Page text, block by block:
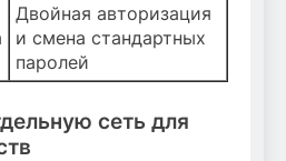
Двойная авторизация
и смена стандартных
паролей
сеть для